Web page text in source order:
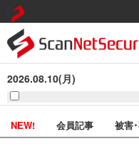
2026.08.10(月)
NEW! 会員記事 被害